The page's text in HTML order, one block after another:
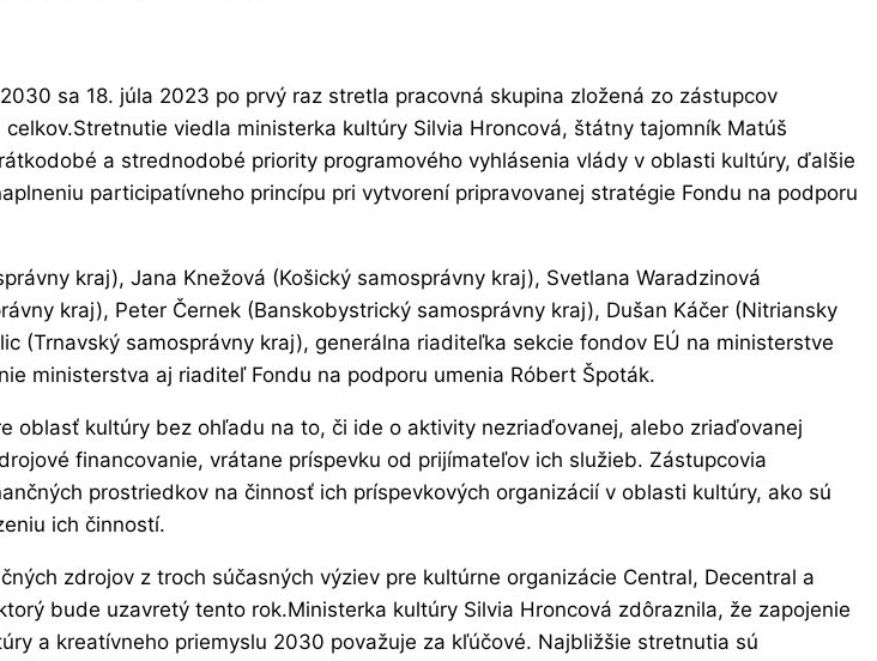
sa 18. júla 2023 po prvý raz stretla pracovná skupina zložená zo zástupcov
viedla ministerka kultúry Silvia Hroncová, štátny tajomník Matúš
a strednodobé priority programového vyhlásenia vlády v oblasti kultúry, ďalšie
participatívneho princípu pri vytvorení pripravovanej stratégie Fondu na podporu
kraj), Jana Knežová (Košický samosprávny kraj), Svetlana Waradzinová
kraj), Peter Černek (Banskobystrický samosprávny kraj), Dušan Káčer (Nitriansky
(Trnavský samosprávny kraj), generálna riaditeľka sekcie fondov EÚ na ministerstve
ministerstva aj riaditeľ Fondu na podporu umenia Róbert Špoták.
oblasť kultúry bez ohľadu na to, či ide o aktivity nezriaďovanej, alebo zriaďovanej
financovanie, vrátane príspevku od prijímateľov ich služieb. Zástupcovia
prostriedkov na činnosť ich príspevkových organizácií v oblasti kultúry, ako sú
ich činností.
zdrojov z troch súčasných výziev pre kultúrne organizácie Central, Decentral a
bude uzavretý tento rok.Ministerka kultúry Silvia Hroncová zdôraznila, že zapojenie
a kreatívneho priemyslu 2030 považuje za kľúčové. Najbližšie stretnutia sú